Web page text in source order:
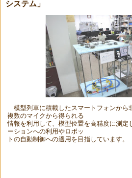
システム」
模型列車に積載したスマートフォンから
複数のマイクから得られる
情報を利用して、模型位置を高精度に測
ーションへの利用やロボッ
トの自動制御への適用を目指しています。